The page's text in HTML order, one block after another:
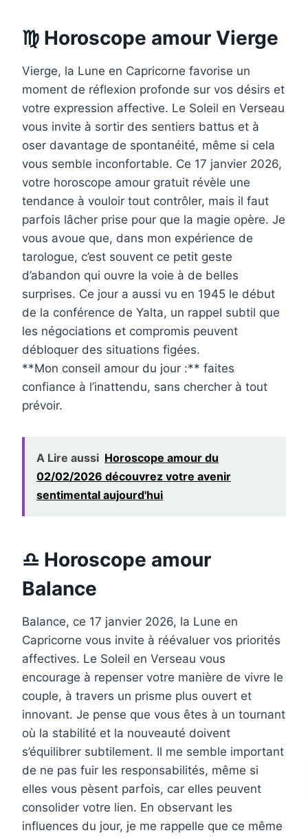
♍ Horoscope amour Vierge
Vierge, la Lune en Capricorne favorise un
moment de réflexion profonde sur vos désirs et
votre expression affective. Le Soleil en Verseau
vous invite à sortir des sentiers battus et à
oser davantage de spontanéité, même si cela
vous semble inconfortable. Ce 17 janvier 2026,
votre horoscope amour gratuit révèle une
tendance à vouloir tout contrôler, mais il faut
parfois lâcher prise pour que la magie opère. Je
vous avoue que, dans mon expérience de
tarologue, c’est souvent ce petit geste
d’abandon qui ouvre la voie à de belles
surprises. Ce jour a aussi vu en 1945 le début
de la conférence de Yalta, un rappel subtil que
les négociations et compromis peuvent
débloquer des situations figées.
**Mon conseil amour du jour :** faites
confiance à l’inattendu, sans chercher à tout
prévoir.
A Lire aussi Horoscope amour du
02/02/2026 découvrez votre avenir
sentimental aujourd'hui
♎ Horoscope amour
Balance
Balance, ce 17 janvier 2026, la Lune en
Capricorne vous invite à réévaluer vos priorités
affectives. Le Soleil en Verseau vous
encourage à repenser votre manière de vivre le
couple, à travers un prisme plus ouvert et
innovant. Je pense que vous êtes à un tournant
où la stabilité et la nouveauté doivent
s’équilibrer subtilement. Il me semble important
de ne pas fuir les responsabilités, même si
elles vous pèsent parfois, car elles peuvent
consolider votre lien. En observant les
influences du jour, je me rappelle que ce même